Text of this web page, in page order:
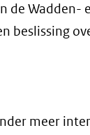
de
beslissing
meer